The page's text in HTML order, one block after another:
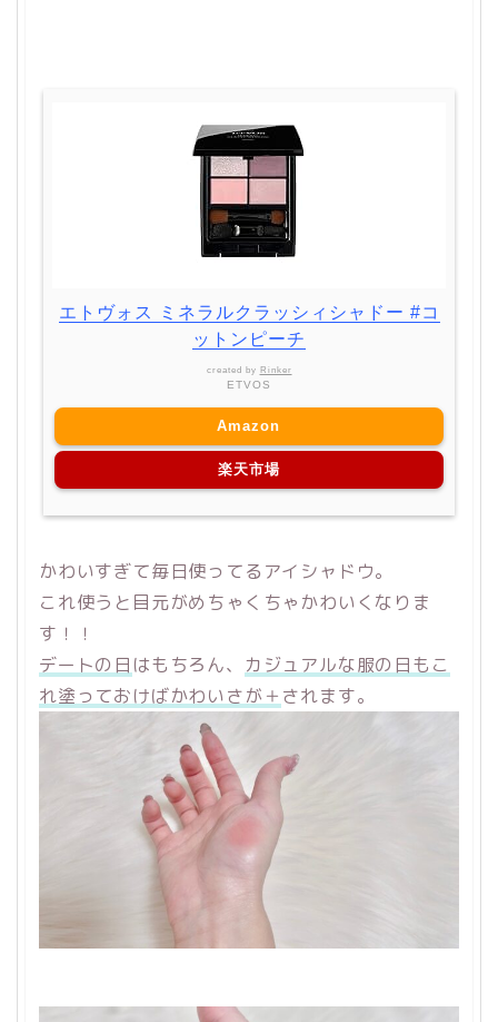
エトヴォス ミネラルクラッシィシャドー #コ
ットンピーチ
created by Rinker
ETVOS
Amazon
楽天市場
かわいすぎて毎日使ってるアイシャドウ。
これ使うと目元がめちゃくちゃかわいくなりま
す！！
デートの日 はもちろん、 カジュアルな服の日もこ
れ塗っておけばかわいさが＋ されます。